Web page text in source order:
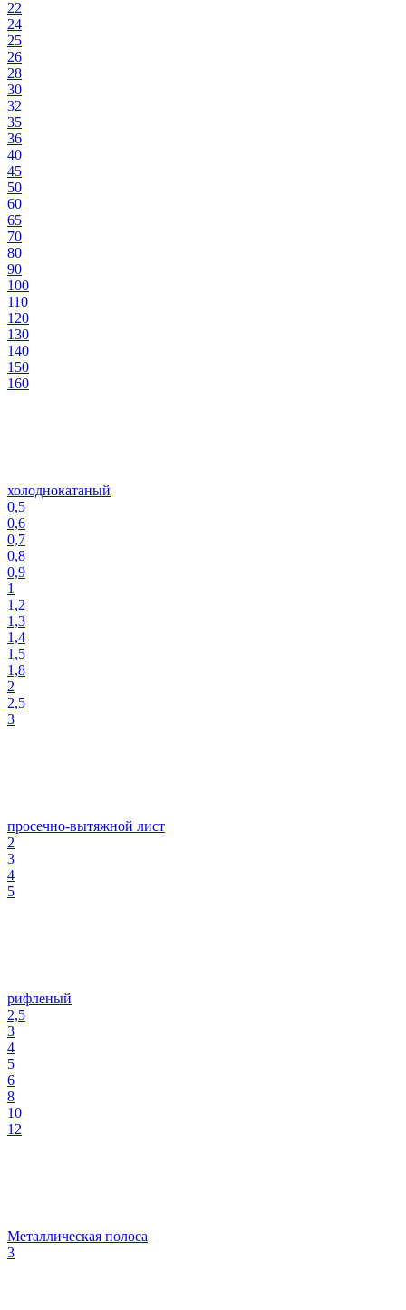
22
24
25
26
28
30
32
35
36
40
45
50
60
65
70
80
90
100
110
120
130
140
150
160
холоднокатаный
0,5
0,6
0,7
0,8
0,9
1
1,2
1,3
1,4
1,5
1,8
2
2,5
3
просечно-вытяжной лист
2
3
4
5
рифленый
2,5
3
4
5
6
8
10
12
Металлическая полоса
3